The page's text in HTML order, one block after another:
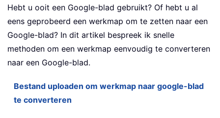
Hebt u ooit een Google-blad gebruikt? Of hebt u al
eens geprobeerd een werkmap om te zetten naar een
Google-blad? In dit artikel bespreek ik snelle
methoden om een werkmap eenvoudig te converteren
naar een Google-blad.
Bestand uploaden om werkmap naar google-blad
te converteren